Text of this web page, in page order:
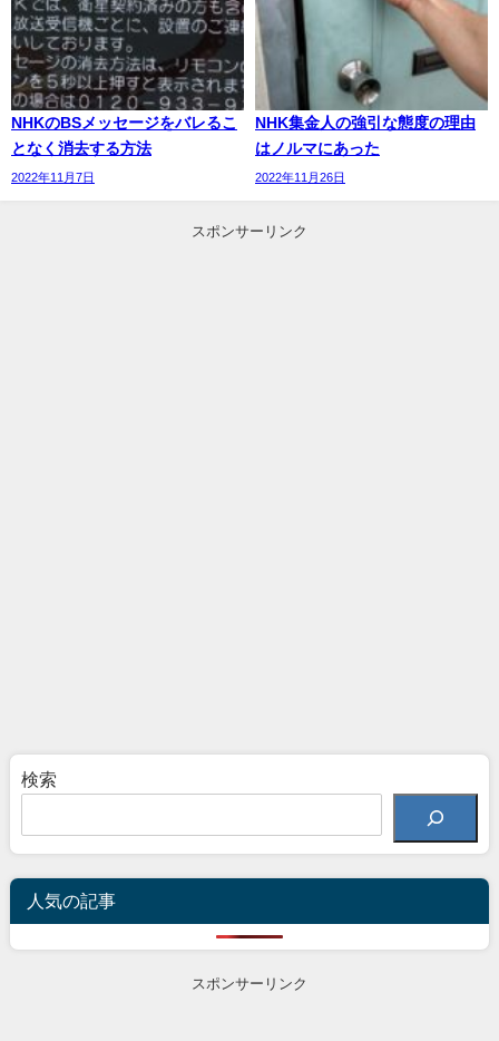
NHKのBSメッセージをバレるこ
となく消去する方法
2022年11月7日
NHK集金人の強引な態度の理由
はノルマにあった
2022年11月26日
スポンサーリンク
検索
人気の記事
スポンサーリンク